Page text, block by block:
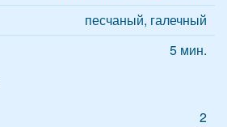
песчаный, галечный
5 мин.
2